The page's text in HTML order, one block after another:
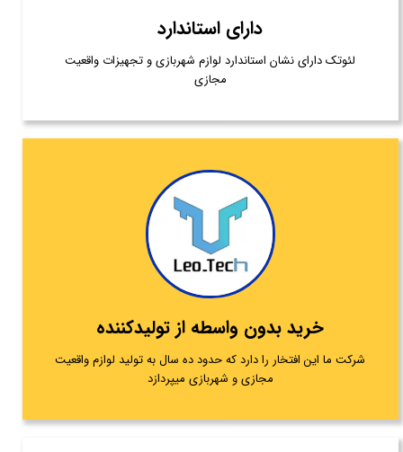
دارای استاندارد
لئوتک دارای نشان استاندارد لوازم شهربازی و تجهیزات واقعیت
مجازی
خرید بدون واسطه از تولیدکننده
شرکت ما این افتخار را دارد که حدود ده سال به تولید لوازم واقعیت
مجازی و شهربازی میپردازد